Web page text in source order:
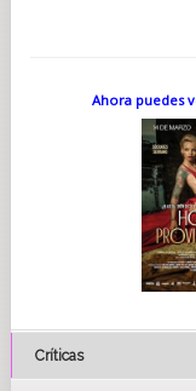
Ahora puedes
Críticas